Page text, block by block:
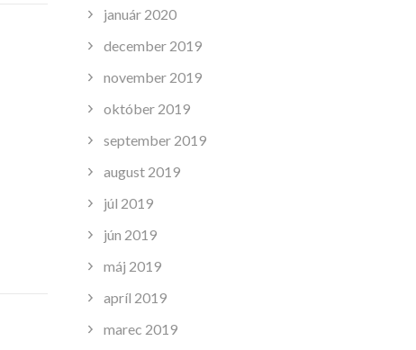
január 2020
december 2019
november 2019
október 2019
september 2019
august 2019
júl 2019
jún 2019
máj 2019
apríl 2019
marec 2019